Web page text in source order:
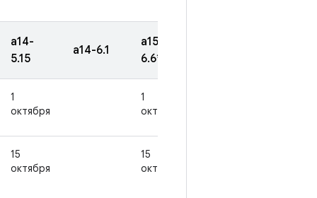
а14-
5.15
а14-6.1
a15-
6.6*
1
октября
1
октября
15
октября
15
октября